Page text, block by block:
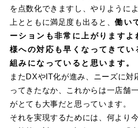
を点数化できますし、やりように
上とともに満足度も出ると、働い
ーションも非常に上がりますよ
様への対応も早くなってきてい
組みになっていると思います。
またDXやIT化が進み、ニーズに対
ってきたなか、これからは一店舗
がとても大事だと思っています。
それを実現するためには、何より